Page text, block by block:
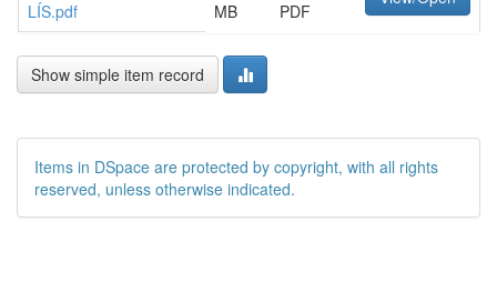
LÍS.pdf
MB
PDF
Show simple item record
Items in DSpace are protected by copyright, with all rights
reserved, unless otherwise indicated.